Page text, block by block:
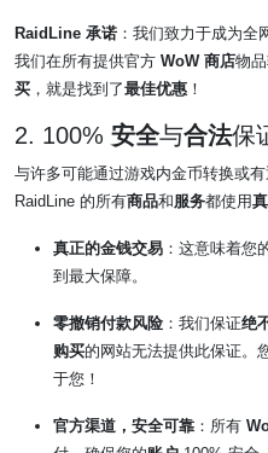
RaidLine 承诺 ：我们致力于成为全
我们在所有提供官方 WoW 商店物
买 ，就是找到了最佳优惠 ！
2. 100% 安全与合法保
与许多可能通过游戏内金币转换或
RaidLine 的所有商品和服务都使用
真正的金钱交易 ：这意味着您
到最大保障。
零撤销付款风险 ：我们保证绝
购买的网站无法提供此保证。
于您！
官方渠道，安全可靠 ：所有